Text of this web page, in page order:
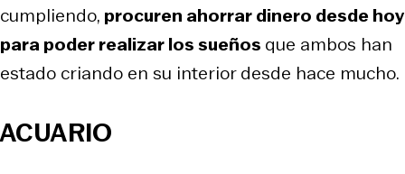
cumpliendo, procuren ahorrar dinero desde hoy
para poder realizar los sueños que ambos han
estado criando en su interior desde hace mucho.
ACUARIO